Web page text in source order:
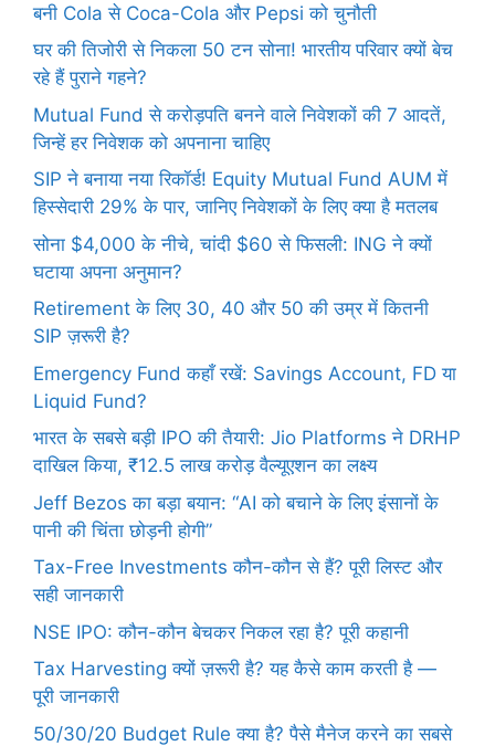
बनी Cola से Coca-Cola और Pepsi को चुनौती
घर की तिजोरी से निकला 50 टन सोना! भारतीय परिवार क्यों बेच
रहे हैं पुराने गहने?
Mutual Fund से करोड़पति बनने वाले निवेशकों की 7 आदतें,
जिन्हें हर निवेशक को अपनाना चाहिए
SIP ने बनाया नया रिकॉर्ड! Equity Mutual Fund AUM में
हिस्सेदारी 29% के पार, जानिए निवेशकों के लिए क्या है मतलब
सोना $4,000 के नीचे, चांदी $60 से फिसली: ING ने क्यों
घटाया अपना अनुमान?
Retirement के लिए 30, 40 और 50 की उम्र में कितनी
SIP ज़रूरी है?
Emergency Fund कहाँ रखें: Savings Account, FD या
Liquid Fund?
भारत के सबसे बड़ी IPO की तैयारी: Jio Platforms ने DRHP
दाखिल किया, ₹12.5 लाख करोड़ वैल्यूएशन का लक्ष्य
Jeff Bezos का बड़ा बयान: “AI को बचाने के लिए इंसानों के
पानी की चिंता छोड़नी होगी”
Tax-Free Investments कौन-कौन से हैं? पूरी लिस्ट और
सही जानकारी
NSE IPO: कौन-कौन बेचकर निकल रहा है? पूरी कहानी
Tax Harvesting क्यों ज़रूरी है? यह कैसे काम करती है —
पूरी जानकारी
50/30/20 Budget Rule क्या है? पैसे मैनेज करने का सबसे